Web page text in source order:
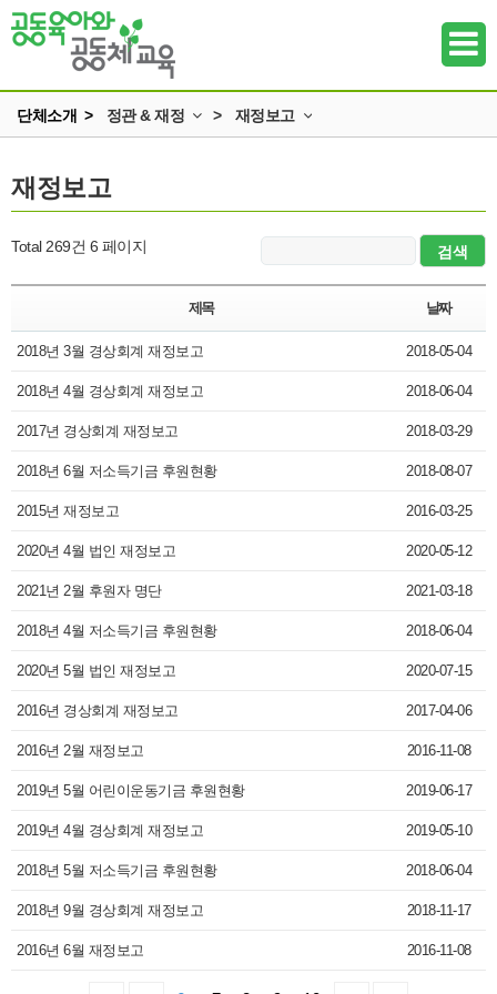
하위메뉴
하위메뉴
단체소개 > 정관 & 재정 >
찾아오시는 길
재정보고
재정보고
Total 269건 6 페이지
제목 날짜
2018년 3월 경상회계 재정보고 2018-05-04
2018년 4월 경상회계 재정보고 2018-06-04
2017년 경상회계 재정보고 2018-03-29
2018년 6월 저소득기금 후원현황 2018-08-07
2015년 재정보고 2016-03-25
2020년 4월 법인 재정보고 2020-05-12
2021년 2월 후원자 명단 2021-03-18
2018년 4월 저소득기금 후원현황 2018-06-04
2020년 5월 법인 재정보고 2020-07-15
2016년 경상회계 재정보고 2017-04-06
2016년 2월 재정보고 2016-11-08
2019년 5월 어린이운동기금 후원현황 2019-06-17
2019년 4월 경상회계 재정보고 2019-05-10
2018년 5월 저소득기금 후원현황 2018-06-04
2018년 9월 경상회계 재정보고 2018-11-17
2016년 6월 재정보고 2016-11-08